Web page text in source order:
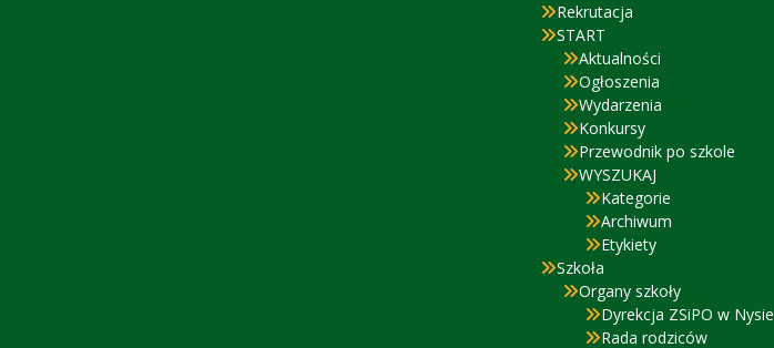
Rekrutacja
START
Aktualności
Ogłoszenia
Wydarzenia
Konkursy
Przewodnik po szkole
WYSZUKAJ
Kategorie
Archiwum
Etykiety
Szkoła
Organy szkoły
Dyrekcja ZSiPO w Nysie
Rada rodziców